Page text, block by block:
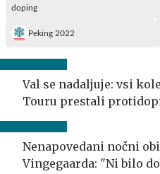
doping
Peking 2022
Val se nadaljuje: vsi
Touru prestali
Nenapovedani nočni
Vingegaarda: "Ni bilo